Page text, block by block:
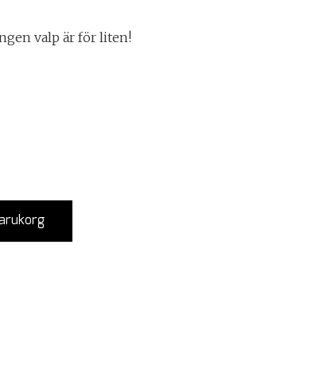
valp är för liten!